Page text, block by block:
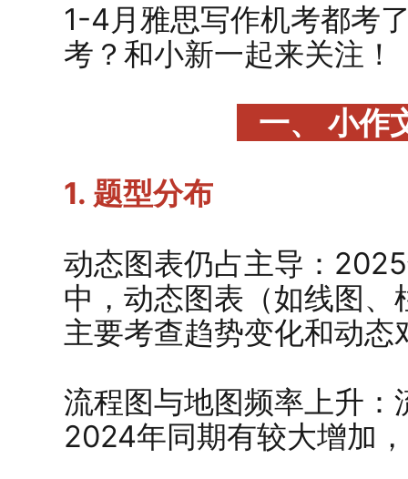
1-4月雅思写作机考都考
考？和小新一起来关注！
一、 小
1. 题型分布
动态图表仍占主导：
中，动态图表（如线图
主要考查趋势变化和动态
流程图与地图频率上升
2024年同期有较大增加